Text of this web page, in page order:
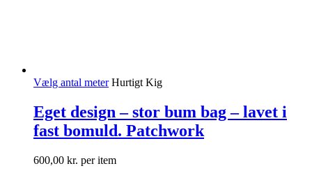
Vælg antal meter Hurtigt Kig
Eget design – stor bum bag – lavet i
fast bomuld. Patchwork
600,00 kr. per item